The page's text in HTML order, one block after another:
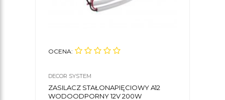
OCENA:
DECOR SYSTEM
ZASILACZ STAŁONAPIĘCIOWY A12
WODOODPORNY 12V 200W